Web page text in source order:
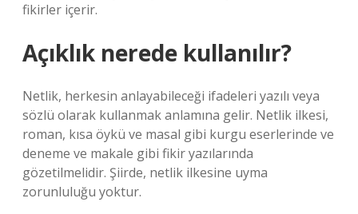
fikirler içerir.
Açıklık nerede kullanılır?
Netlik, herkesin anlayabileceği ifadeleri yazılı veya
sözlü olarak kullanmak anlamına gelir. Netlik ilkesi,
roman, kısa öykü ve masal gibi kurgu eserlerinde ve
deneme ve makale gibi fikir yazılarında
gözetilmelidir. Şiirde, netlik ilkesine uyma
zorunluluğu yoktur.